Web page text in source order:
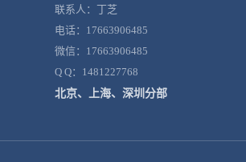
联系人：丁芝
电话：17663906485
微信：17663906485
Q Q：1481227768
北京、上海、深圳分部